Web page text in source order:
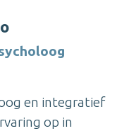
en integratief
op in